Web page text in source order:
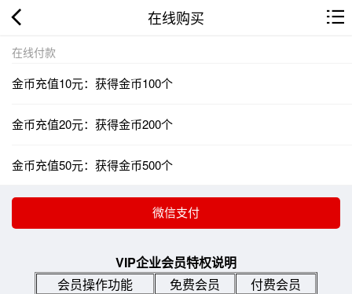
在线购买
在线付款
金币充值10元：获得金币100个
金币充值20元：获得金币200个
金币充值50元：获得金币500个
VIP企业会员特权说明
会员操作功能
免费会员
付费会员